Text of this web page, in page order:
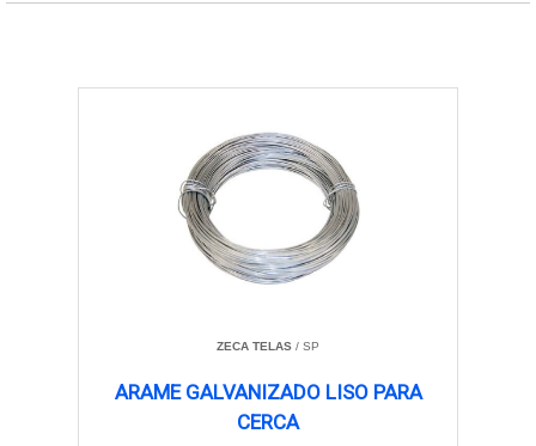
ZECA TELAS / SP
ARAME GALVANIZADO LISO PARA
CERCA